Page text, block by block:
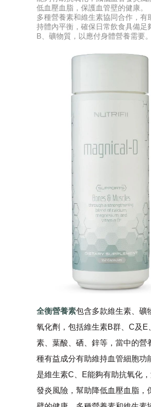
低血壓血脂，保護血管壁的健康。
多種營養素和維生素協同合作，有
持體內平衡，確保日常飲食具備足
B、礦物質，以應付身體營養需要。
全衡營養素包含多款維生素、礦
氧化劑，包括維生素B群、C及E
素、葉酸、硒、鋅等，當中的營
種有益成分有助維持血管細胞功
是維生素C、E能夠有助抗氧化
發炎風險，幫助降低血壓血脂，